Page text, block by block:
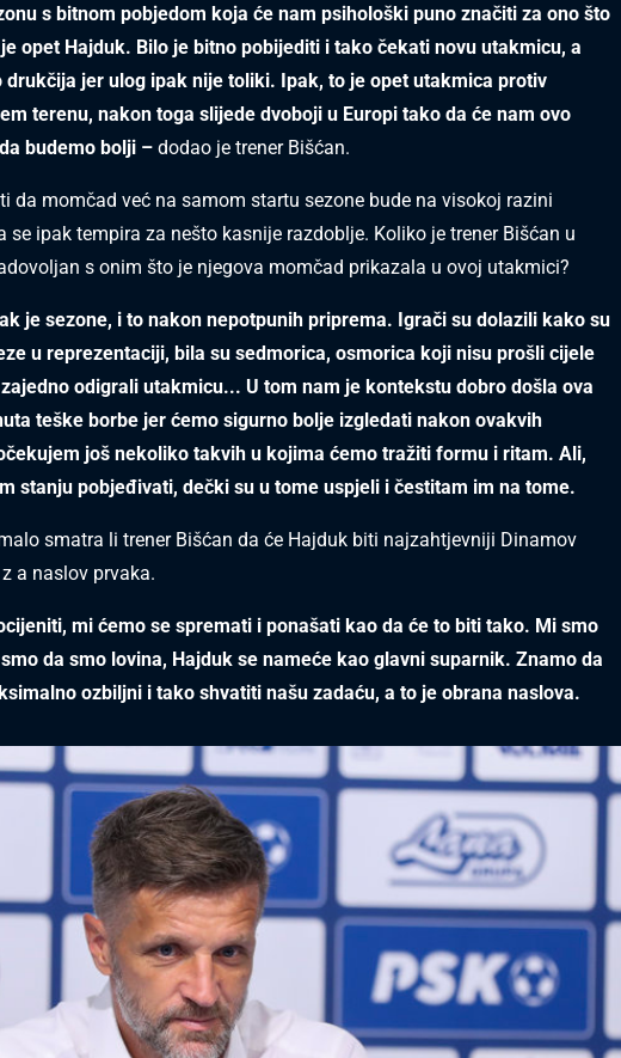
s bitnom pobjedom koja će nam psihološki puno značiti za ono što
opet Hajduk. Bilo je bitno pobijediti i tako čekati novu utakmicu, a
drukčija jer ulog ipak nije toliki. Ipak, to je opet utakmica protiv
terenu, nakon toga slijede dvoboji u Europi tako da će nam ovo
budemo bolji – dodao je trener Bišćan.
da momčad već na samom startu sezone bude na visokoj razini
se ipak tempira za nešto kasnije razdoblje. Koliko je trener Bišćan u
s onim što je njegova momčad prikazala u ovoj utakmici?
je sezone, i to nakon nepotpunih priprema. Igrači su dolazili kako su
u reprezentaciji, bila su sedmorica, osmorica koji nisu prošli cijele
odigrali utakmicu... U tom nam je kontekstu dobro došla ova
teške borbe jer ćemo sigurno bolje izgledati nakon ovakvih
još nekoliko takvih u kojima ćemo tražiti formu i ritam. Ali,
stanju pobjeđivati, dečki su u tome uspjeli i čestitam im na tome.
smatra li trener Bišćan da će Hajduk biti najzahtjevniji Dinamov
a naslov prvaka.
mi ćemo se spremati i ponašati kao da će to biti tako. Mi smo
da smo lovina, Hajduk se nameće kao glavni suparnik. Znamo da
ozbiljni i tako shvatiti našu zadaću, a to je obrana naslova.